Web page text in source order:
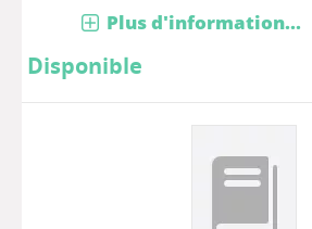
Plus d'information...
Disponible